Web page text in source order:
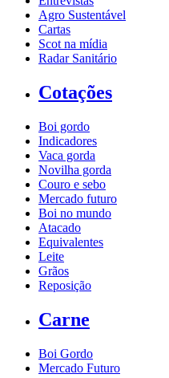
Agro Sustentável
Cartas
Scot na mídia
Radar Sanitário
Cotações
Boi gordo
Indicadores
Vaca gorda
Novilha gorda
Couro e sebo
Mercado futuro
Boi no mundo
Atacado
Equivalentes
Leite
Grãos
Reposição
Carne
Boi Gordo
Mercado Futuro